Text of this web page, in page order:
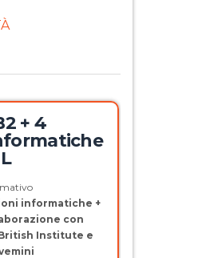
+ 4
informatiche +
con
Institute e